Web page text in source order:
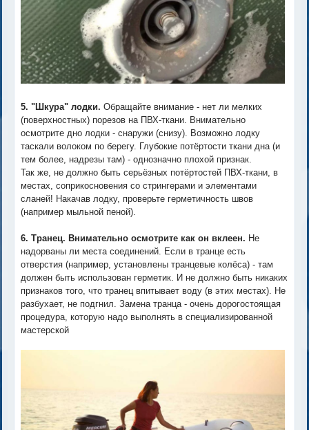
5. "Шкура" лодки. Обращайте внимание - нет ли мелких
(поверхностных) порезов на ПВХ-ткани. Внимательно
осмотрите дно лодки - снаружи (снизу). Возможно лодку
таскали волоком по берегу. Глубокие потёртости ткани дна (и
тем более, надрезы там) - однозначно плохой признак.
Так же, не должно быть серьёзных потёртостей ПВХ-ткани, в
местах, соприкосновения со стрингерами и элементами
сланей! Накачав лодку, проверьте герметичность швов
(например мыльной пеной).
6. Транец. Внимательно осмотрите как он вклеен. Не
надорваны ли места соединений. Если в транце есть
отверстия (например, установлены транцевые колёса) - там
должен быть использован герметик. И не должно быть никаких
признаков того, что транец впитывает воду (в этих местах). Не
разбухает, не подгнил. Замена транца - очень дорогостоящая
процедура, которую надо выполнять в специализированной
мастерской